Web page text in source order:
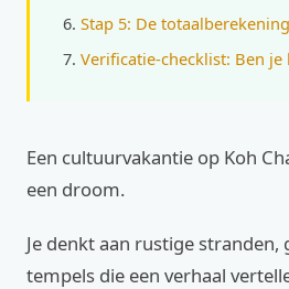
Stap 5: De
Verificatie-checklist: Ben je
Een cultuurvakantie op Koh
een droom.
Je denkt aan rustige stranden,
tempels die een verhaal